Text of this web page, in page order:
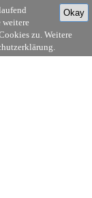
Okay
weitere
zu. Weitere